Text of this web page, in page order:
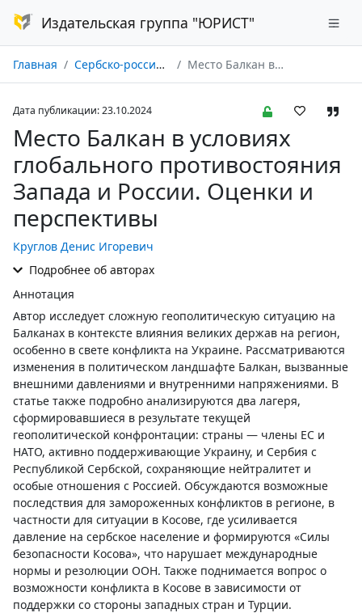
Издательская группа "ЮРИСТ"
Главная Сербско-российский научный журнал № 01/2024 Место Балкан в условиях глобального противостояния Запада и России. Оценки и перспективы
Дата публикации: 23.10.2024
Место Балкан в условиях
глобального противостояния
Запада и России. Оценки и
перспективы
Круглов Денис Игоревич
Подробнее об авторах
Аннотация
Автор исследует сложную геополитическую ситуацию на
Балканах в контексте влияния великих держав на регион,
особенно в свете конфликта на Украине. Рассматриваются
изменения в политическом ландшафте Балкан, вызванные
внешними давлениями и внутренними напряжениями. В
статье также подробно анализируются два лагеря,
сформировавшиеся в результате текущей
геополитической конфронтации: страны — члены ЕС и
НАТО, активно поддерживающие Украину, и Сербия с
Республикой Сербской, сохраняющие нейтралитет и
особые отношения с Россией. Обсуждаются возможные
последствия для замороженных конфликтов в регионе, в
частности для ситуации в Косове, где усиливается
давление на сербское население и формируются «Силы
безопасности Косова», что нарушает международные
нормы и резолюции ООН. Также поднимается вопрос о
возможности конфликта в Косове в зависимости от
поддержки со стороны западных стран и Турции.